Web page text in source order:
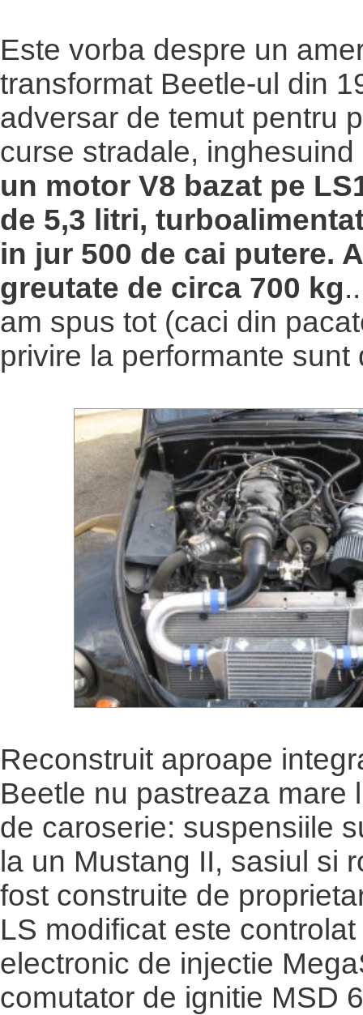
Este vorba despre un
transformat Beetle-ul din
adversar de temut pentru
curse stradale,
un motor V8 bazat pe
de 5,3 litri,
in jur 500 de cai putere.
greutate de circa 700 kg
am spus tot (caci din
privire la performante sunt
Reconstruit aproape
Beetle nu pastreaza mare
de caroserie: suspensiile
la un Mustang II, sasiul si
fost construite de
LS modificat este
electronic de injectie
comutator de ignitie MSD